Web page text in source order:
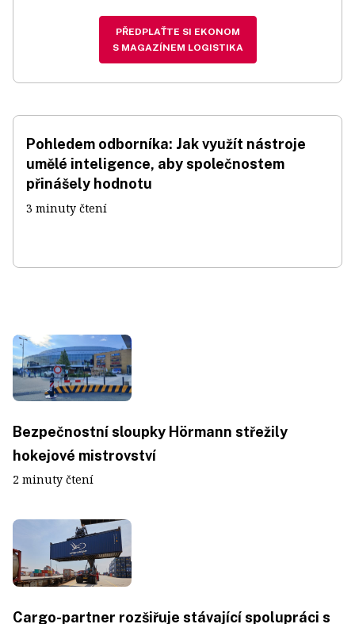
PŘEDPLAŤTE SI EKONOM
S MAGAZÍNEM LOGISTIKA
Pohledem odborníka: Jak využít nástroje
umělé inteligence, aby společnostem
přinášely hodnotu
3 minuty čtení
Bezpečnostní sloupky Hörmann střežily
hokejové mistrovství
2 minuty čtení
Cargo-partner rozšiřuje stávající spolupráci s